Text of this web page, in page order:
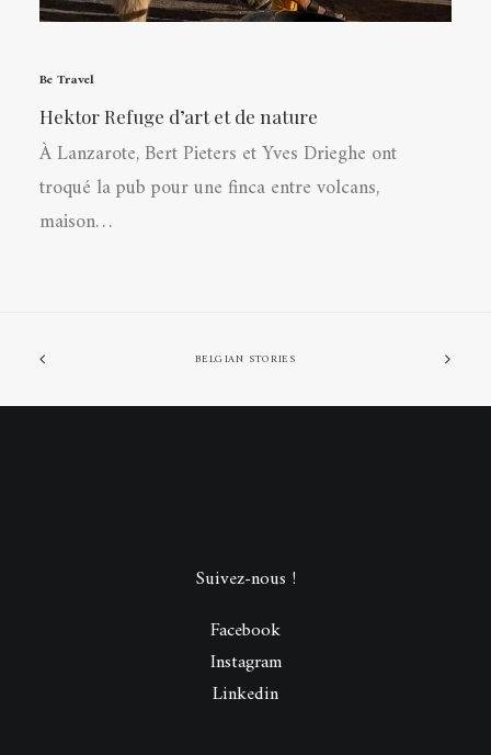
Be Travel
Hektor Refuge d’art et de nature
À Lanzarote, Bert Pieters et Yves Drieghe ont
troqué la pub pour une finca entre volcans,
maison…
BELGIAN STORIES
Suivez-nous !
Facebook
Instagram
Linkedin